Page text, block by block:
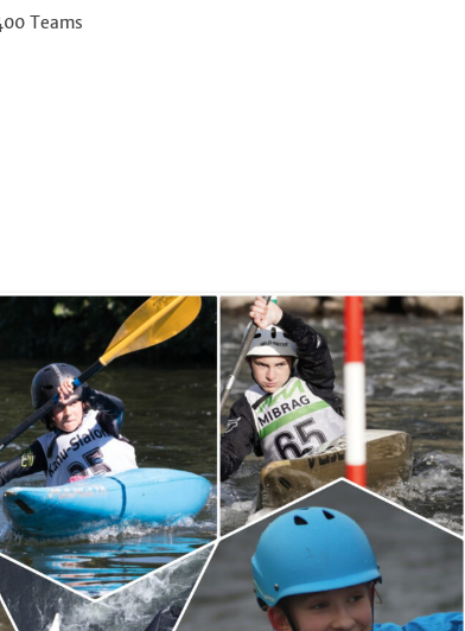
Teams